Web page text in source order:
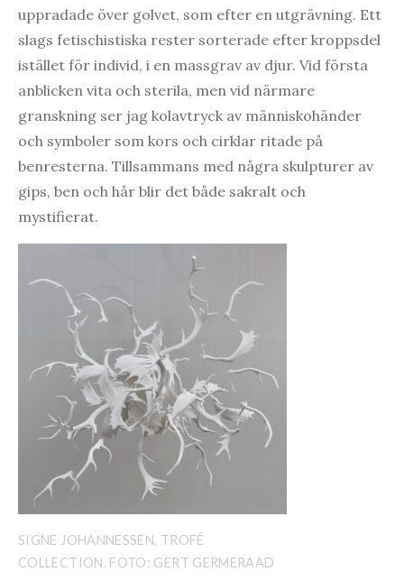
uppradade över golvet, som efter en utgrävning. Ett
slags fetischistiska rester sorterade efter kroppsdel
istället för individ, i en massgrav av djur. Vid första
anblicken vita och sterila, men vid närmare
granskning ser jag kolavtryck av människohänder
och symboler som kors och cirklar ritade på
benresterna. Tillsammans med några skulpturer av
gips, ben och hår blir det både sakralt och
mystifierat.
SIGNE JOHANNESSEN, TROFÉ
COLLECTION. FOTO: GERT GERMERAAD